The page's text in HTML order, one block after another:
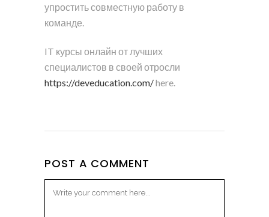
упростить совместную работу в
команде.
IT курсы онлайн от лучших
специалистов в своей отросли
https://deveducation.com/here.
POST A COMMENT